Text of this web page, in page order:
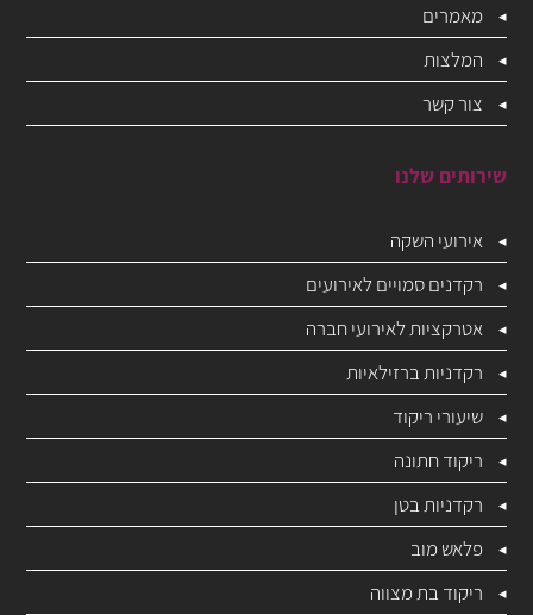
מאמרים
המלצות
צור קשר
שירותים שלנו
אירועי השקה
רקדנים סמויים לאירועים
אטרקציות לאירועי חברה
רקדניות ברזילאיות
שיעורי ריקוד
ריקוד חתונה
רקדניות בטן
פלאש מוב
ריקוד בת מצווה